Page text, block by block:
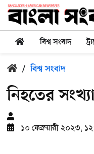
বিশ্ব সংবাদ
/ বিশ্ব সংবাদ
নিহতের
১০ ফেব্রুয়ারী ২০২৩,